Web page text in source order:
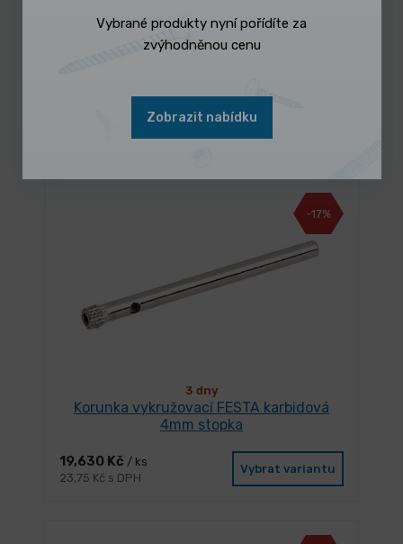
3 dny
70,47 Kč s DPH
-17%
3 dny
Korunka vykružovací FESTA karbidová
4mm stopka
19,630 Kč / ks
23,75 Kč s DPH
Vybrat variantu
Vybrané produkty nyní pořídíte za
zvýhodněnou cenu
Zobrazit nabídku